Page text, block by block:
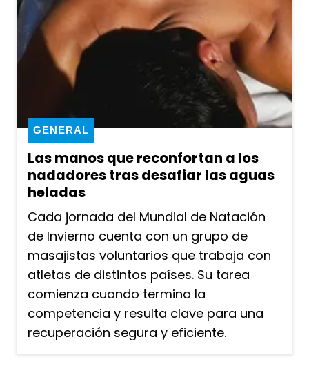
Las manos que reconfortan a los
nadadores tras desafiar las aguas
heladas
GENERAL
Cada jornada del Mundial de Natación
de Invierno cuenta con un grupo de
masajistas voluntarios que trabaja con
atletas de distintos países. Su tarea
comienza cuando termina la
competencia y resulta clave para una
recuperación segura y eficiente.